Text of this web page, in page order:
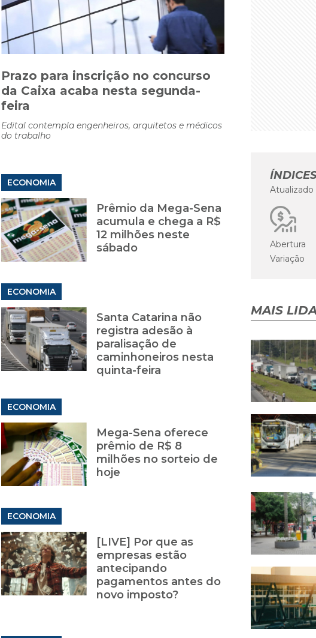
Prazo para inscrição no concurso
da Caixa acaba nesta segunda-
feira
Edital contempla engenheiros, arquitetos e médicos
do trabalho
ECONOMIA
Prêmio da Mega-Sena
acumula e chega a R$
12 milhões neste
sábado
ECONOMIA
Santa Catarina não
registra adesão à
paralisação de
caminhoneiros nesta
quinta-feira
ECONOMIA
Mega-Sena oferece
prêmio de R$ 8
milhões no sorteio de
hoje
ECONOMIA
[LIVE] Por que as
empresas estão
antecipando
pagamentos antes do
novo imposto?
Atualizado
Abertura
Variação
MAIS